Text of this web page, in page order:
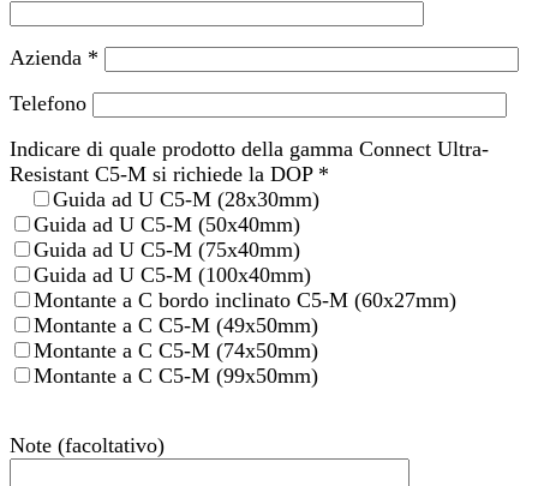
Azienda *
Telefono
Indicare di quale prodotto della gamma Connect Ultra-
Resistant C5-M si richiede la DOP *
Guida ad U C5-M (28x30mm)
Guida ad U C5-M (50x40mm)
Guida ad U C5-M (75x40mm)
Guida ad U C5-M (100x40mm)
Montante a C bordo inclinato C5-M (60x27mm)
Montante a C C5-M (49x50mm)
Montante a C C5-M (74x50mm)
Montante a C C5-M (99x50mm)
Note (facoltativo)